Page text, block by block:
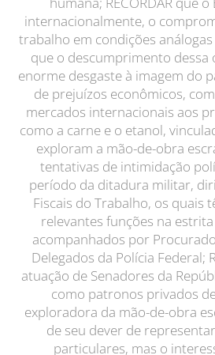
internacionalmente, o
trabalho em condições
que o descumprimento dessa
enorme desgaste à imagem do
de prejuízos econômicos,
mercados internacionais aos
como a carne e o etanol,
exploram a mão-de-obra
tentativas de intimidação
período da ditadura militar,
Fiscais do Trabalho, os quais
relevantes funções na
acompanhados por
Delegados da Polícia Federal;
atuação de Senadores da
como patronos privados
exploradora da mão-de-obra
de seu dever de
particulares, mas o